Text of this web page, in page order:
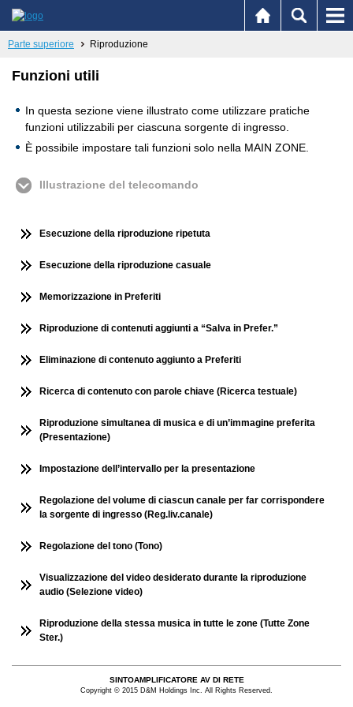
Parte superiore Riproduzione
Funzioni utili
In questa sezione viene illustrato come utilizzare pratiche
funzioni utilizzabili per ciascuna sorgente di ingresso.
È possibile impostare tali funzioni solo nella MAIN ZONE.
Illustrazione del telecomando
Esecuzione della riproduzione ripetuta
Esecuzione della riproduzione casuale
Memorizzazione in Preferiti
Riproduzione di contenuti aggiunti a “Salva in Prefer.”
Eliminazione di contenuto aggiunto a Preferiti
Ricerca di contenuto con parole chiave (Ricerca testuale)
Riproduzione simultanea di musica e di un’immagine preferita
(Presentazione)
Impostazione dell’intervallo per la presentazione
Regolazione del volume di ciascun canale per far corrispondere
la sorgente di ingresso (Reg.liv.canale)
Regolazione del tono (Tono)
Visualizzazione del video desiderato durante la riproduzione
audio (Selezione video)
Riproduzione della stessa musica in tutte le zone (Tutte Zone
Ster.)
SINTOAMPLIFICATORE AV DI RETE
Copyright © 2015 D&M Holdings Inc. All Rights Reserved.